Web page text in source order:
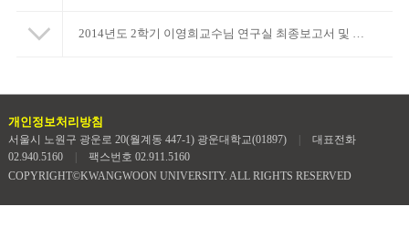
2014년도 2학기 이영희교수님 연구실 최종보고서 및 최종ppt입니다
개인정보처리방침
서울시 노원구 광운로 20(월계동 447-1) 광운대학교(01897)
대표전화
02.940.5160
팩스번호 02.911.5160
COPYRIGHT©KWANGWOON UNIVERSITY. ALL RIGHTS RESERVED